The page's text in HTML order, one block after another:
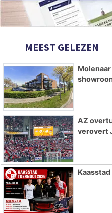
MEEST GELEZEN
AZ
verovert